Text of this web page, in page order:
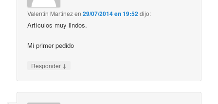
Valentin Martinezen29/07/2014 en 19:52dijo:
Artículos muy lindos.
Mi primer pedido
Responder ↓